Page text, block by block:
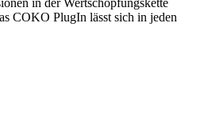
COKO PlugIn lässt sich in jeden